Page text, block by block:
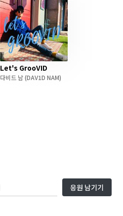
Let's GrooVID
다비드 남(DAV1D NAM)
응원 남기기